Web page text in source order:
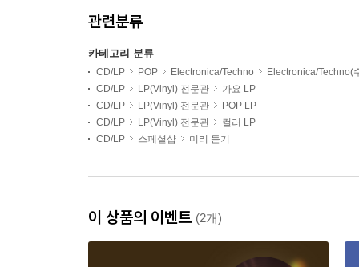
관련분류
카테고리 분류
CD/LP POP Electronica/Techno
Electronica/Techno(
CD/LP
LP(Vinyl) 전문관
가요 LP
CD/LP
LP(Vinyl) 전문관
POP LP
CD/LP
LP(Vinyl) 전문관
컬러 LP
CD/LP
스페셜샵 미리 듣기
이 상품의 이벤트 (2개)